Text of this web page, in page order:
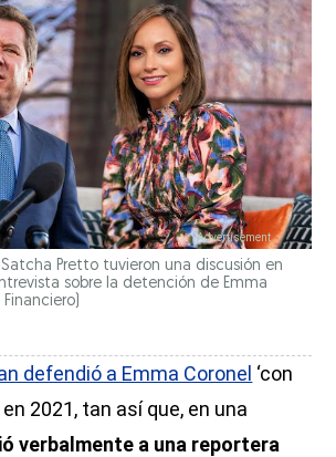
Pretto tuvieron una discusión en
sobre la detención de Emma
Financiero)
defendió a Emma Coronel ‘con
2021, tan así que, en una
verbalmente a una reportera